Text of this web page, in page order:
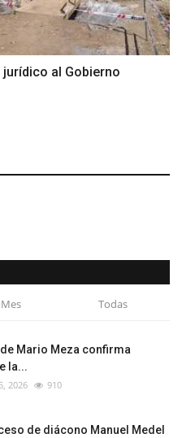
al Gobierno
Todas
Mario Meza confirma
la...
2026 910
de diácono Manuel Medel